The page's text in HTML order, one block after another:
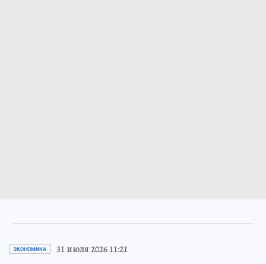
ЭКОНОМИКА 31 июля 2026 11:21